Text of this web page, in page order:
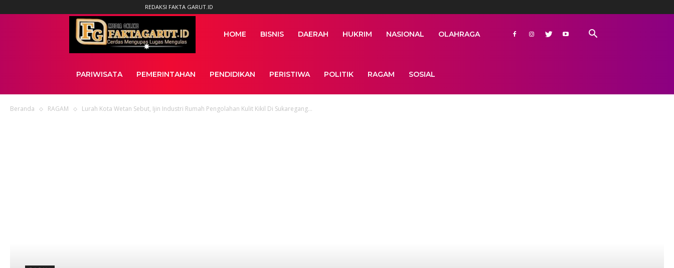
REDAKSI FAKTA GARUT.ID
HOME BISNIS DAERAH HUKRIM NASIONAL OLAHRAGA
PARIWISATA PEMERINTAHAN PENDIDIKAN PERISTIWA POLITIK RAGAM SOSIAL
Beranda RAGAM Lurah Kota Wetan Sebut, Ijin Industri Rumah Pengolahan Kulit Kikil Di Sukaregang...